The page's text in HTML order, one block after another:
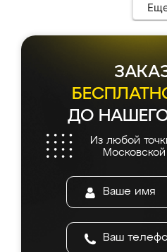
ДО
Из любой